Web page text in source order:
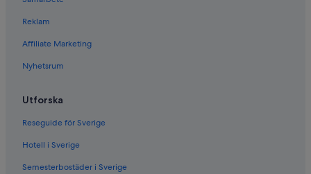
Reklam
Affiliate Marketing
Nyhetsrum
Utforska
Reseguide för Sverige
Hotell i Sverige
Semesterbostäder i Sverige